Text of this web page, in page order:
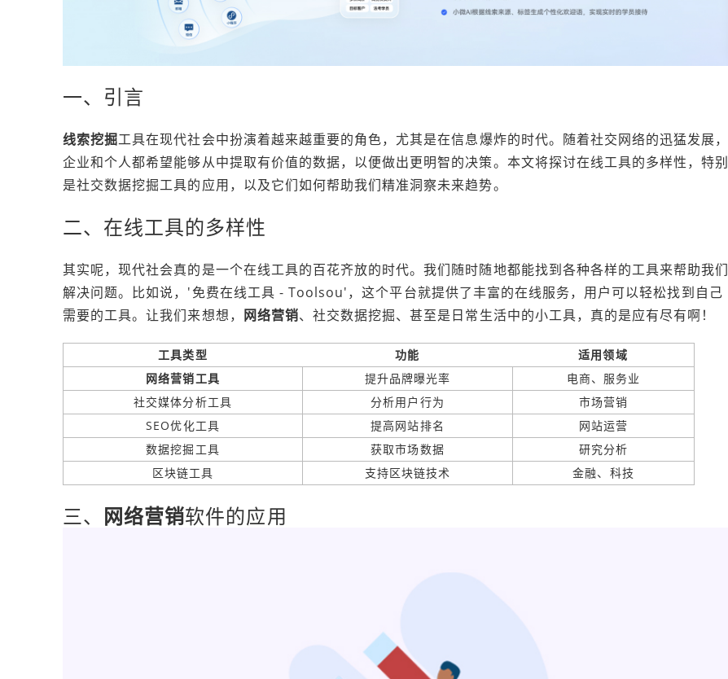
一、引言
线索挖掘工具在现代社会中扮演着越来越重要的角色，尤其是在信息爆炸的时代。随着社交网络的迅猛发展，
企业和个人都希望能够从中提取有价值的数据，以便做出更明智的决策。本文将探讨在线工具的多样性，特别
是社交数据挖掘工具的应用，以及它们如何帮助我们精准洞察未来趋势。
二、在线工具的多样性
其实呢，现代社会真的是一个在线工具的百花齐放的时代。我们随时随地都能找到各种各样的工具来帮助我们
解决问题。比如说，'免费在线工具 - Toolsou'，这个平台就提供了丰富的在线服务，用户可以轻松找到自己
需要的工具。让我们来想想， 网络营销、社交数据挖掘、甚至是日常生活中的小工具，真的是应有尽有啊！
工具类型 功能
适用领域
网络营销工具
提升品牌曝光率
电商、服务业
社交媒体分析工具
分析用户行为
市场营销
SEO优化工具
提高网站排名
网站运营
数据挖掘工具
获取市场数据
研究分析
区块链工具
支持区块链技术 金融、科技
三、 网络营销软件的应用